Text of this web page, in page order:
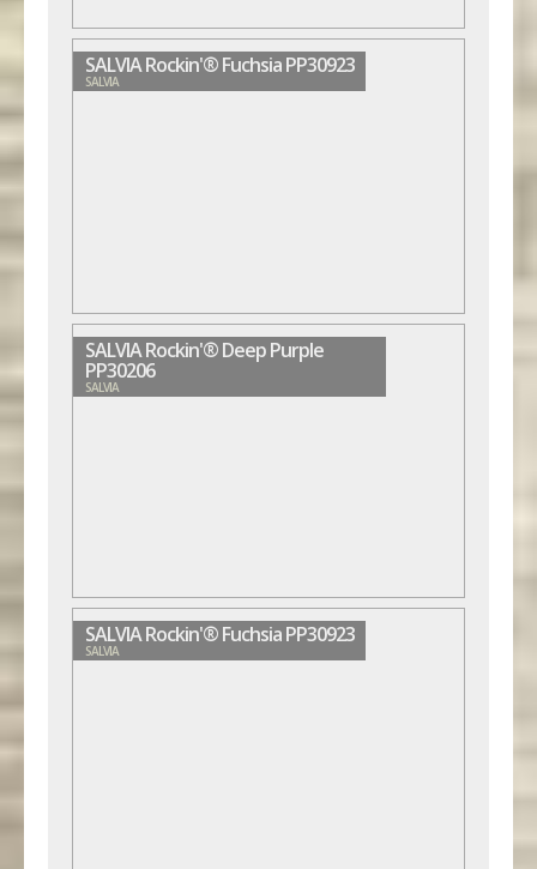
SALVIA Rockin'® Fuchsia PP30923
SALVIA
SALVIA Rockin'® Deep Purple
PP30206
SALVIA
SALVIA Rockin'® Fuchsia PP30923
SALVIA